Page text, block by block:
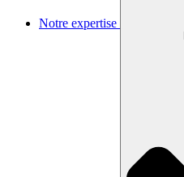
Notre expertise